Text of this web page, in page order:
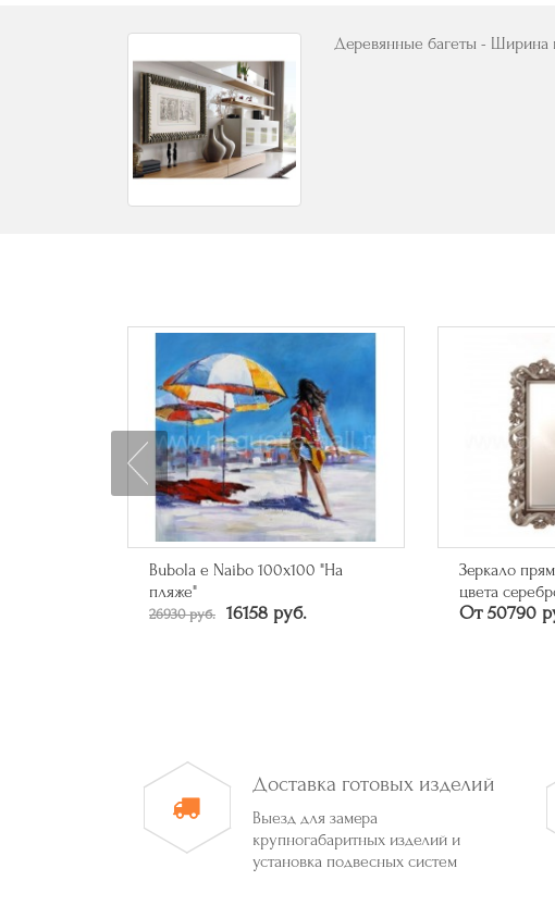
Деревянные багеты - Ширина
Bubola e Naibo 100х100 "На
пляже"
26930 руб. 16158 руб.
Зеркало
цвета
От 50790
Доставка готовых изделий
Выезд для замера
крупногабаритных изделий и
установка подвесных систем